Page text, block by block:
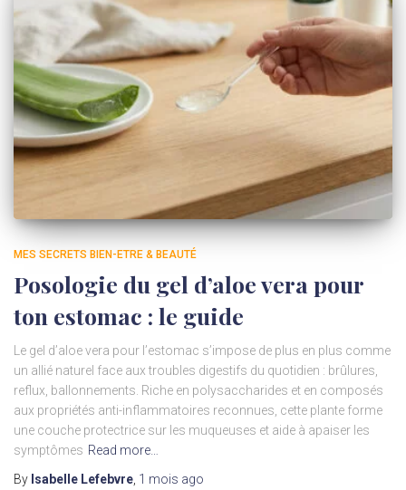
MES SECRETS BIEN-ETRE & BEAUTÉ
Posologie du gel d’aloe vera pour
ton estomac : le guide
Le gel d’aloe vera pour l’estomac s’impose de plus en plus comme
un allié naturel face aux troubles digestifs du quotidien : brûlures,
reflux, ballonnements. Riche en polysaccharides et en composés
aux propriétés anti-inflammatoires reconnues, cette plante forme
une couche protectrice sur les muqueuses et aide à apaiser les
symptômes Read more…
By Isabelle Lefebvre 1 mois ago